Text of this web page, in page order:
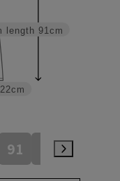
length 91cm
22cm
91 94